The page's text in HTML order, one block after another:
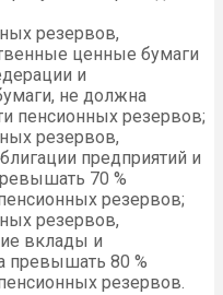
резервов,
ценные бумаги
и
не должна
пенсионных резервов;
резервов,
предприятий и
70 %
резервов;
резервов,
вклады и
превышать 80 %
резервов.